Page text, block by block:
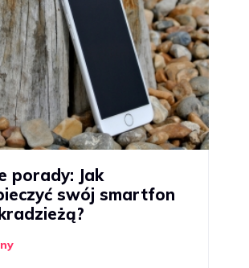
porady: Jak
swój smartfon